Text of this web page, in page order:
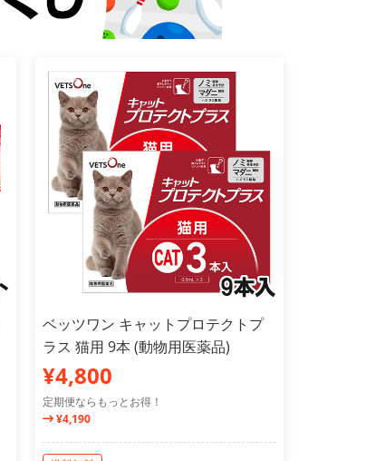
ベッツワン キャットプロテクトプ
ラス 猫用 9本 (動物用医薬品)
¥4,800
定期便ならもっとお得！
¥4,190